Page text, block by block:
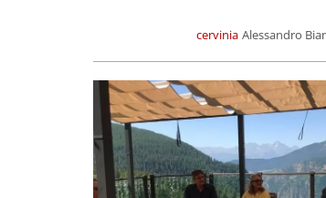
cervinia Alessandro